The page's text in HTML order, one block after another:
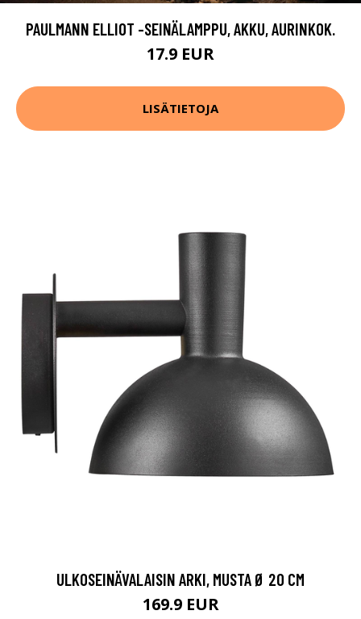
PAULMANN ELLIOT -SEINÄLAMPPU, AKKU, AURINKOK.
17.9 EUR
LISÄTIETOJA
ULKOSEINÄVALAISIN ARKI, MUSTA Ø 20 CM
169.9 EUR